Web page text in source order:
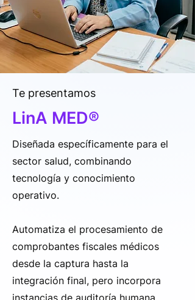
Te presentamos
LinA MED®
Diseñada específicamente para el
sector salud, combinando
tecnología y conocimiento
operativo.
Automatiza el procesamiento de
comprobantes fiscales médicos
desde la captura hasta la
integración final, pero incorpora
instancias de auditoría humana